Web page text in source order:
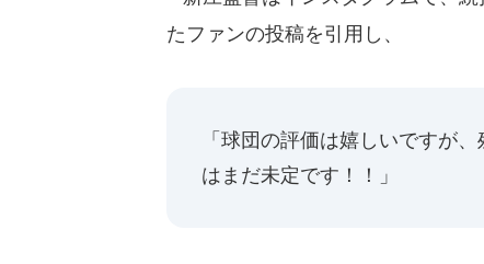
たファンの投稿を引用し、
「球団の評価は嬉しいですが
はまだ未定です！！」